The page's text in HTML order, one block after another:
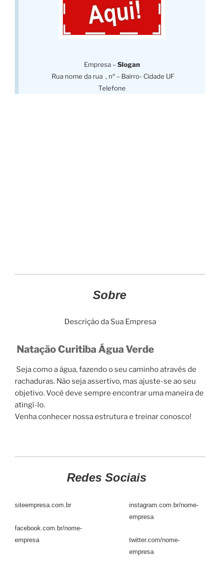
Empresa –Slogan
Rua nome da rua , nº – Bairro- Cidade UF
Telefone
Sobre
Descrição da Sua Empresa
Natação Curitiba Água Verde
Seja como a água, fazendo o seu caminho através de
rachaduras. Não seja assertivo, mas ajuste-se ao seu
objetivo. Você deve sempre encontrar uma maneira de
atingí-lo.
Venha conhecer nossa estrutura e treinar conosco!
Redes Sociais
siteempresa.com.br
facebook.com.br/nome-
empresa
instagram.com.br/nome-
empresa
twitter.com/nome-
empresa